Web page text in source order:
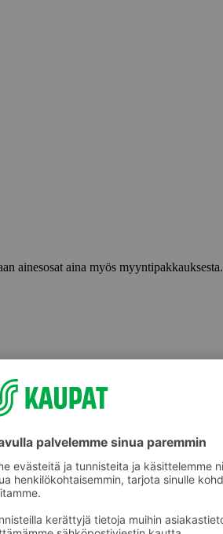
ainesosat aina myös myyntipakkauksesta.